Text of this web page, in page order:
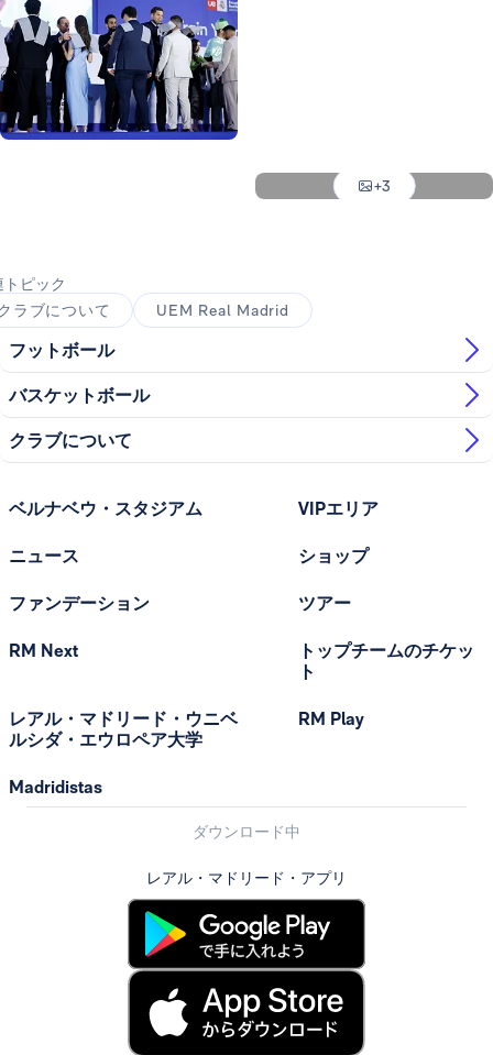
+3
トピック
ラブについて
UEM Real Madrid
フットボール
バスケットボール
クラブについて
ベルナベウ・スタジアム
ニュース
ファンデーション
RM Next
レアル・マドリード・ウニベ
ルシダ・エウロペア大学
Madridistas
VIPエリア
ショップ
ツアー
トップチームのチケッ
ト
RM Play
ダウンロード中
レアル・マドリード・アプリ